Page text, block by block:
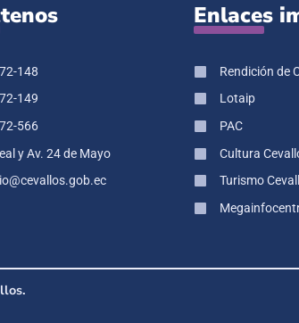
148
149
566
y Av. 24 de Mayo
Enlaces
Rendición de
Lotaip
PAC
Cultura
Turismo